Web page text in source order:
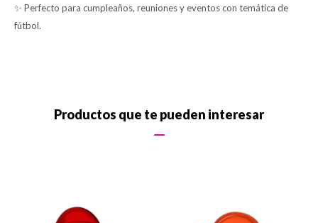
✨ Perfecto para cumpleaños, reuniones y eventos con temática de
fútbol.
Productos que te pueden interesar